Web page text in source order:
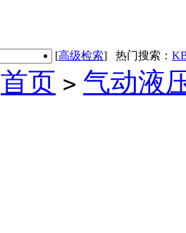
[高级检索] 热门搜索：
首页 > 气动液